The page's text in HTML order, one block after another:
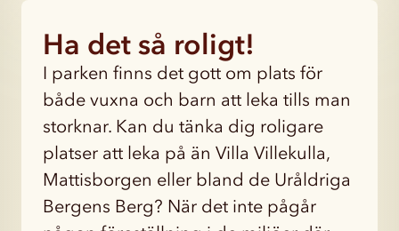
Ha det så roligt!
I parken finns det gott om plats för
både vuxna och barn att leka tills man
storknar. Kan du tänka dig roligare
platser att leka på än Villa Villekulla,
Mattisborgen eller bland de Uråldriga
Bergens Berg? När det inte pågår